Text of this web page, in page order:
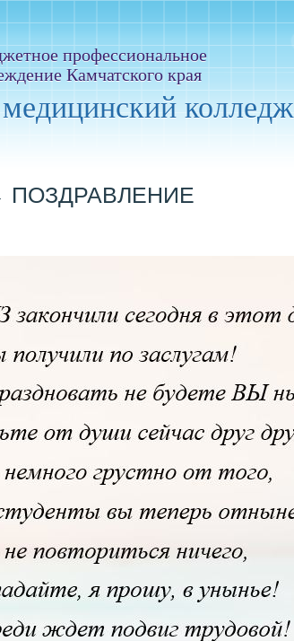
профессиональное
Камчатского края
колледж
ПОЗДРАВЛЕНИЕ